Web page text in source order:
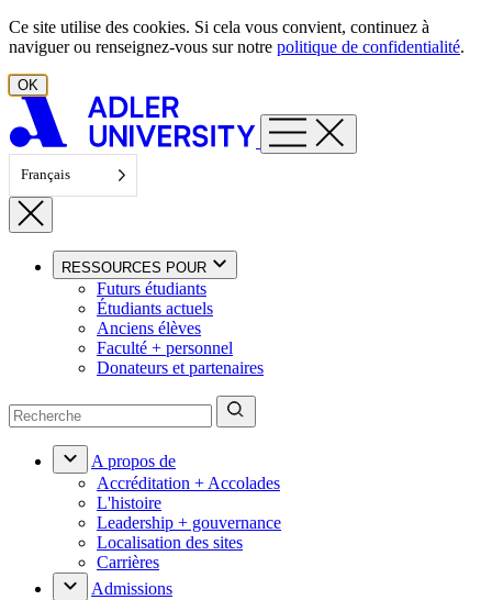
Aller au contenu
Ce site utilise des cookies. Si cela vous convient, continuez à
naviguer ou renseignez-vous sur notre politique de confidentialité.
OK
Français
RESSOURCES POUR
Futurs étudiants
Étudiants actuels
Anciens élèves
Faculté + personnel
Donateurs et partenaires
A propos de
Accréditation + Accolades
L'histoire
Leadership + gouvernance
Localisation des sites
Carrières
Admissions